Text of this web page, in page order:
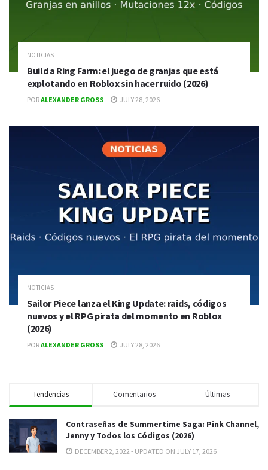
NOTICIAS
Build a Ring Farm: el juego de granjas que está
explotando en Roblox sin hacer ruido (2026)
PORALEXANDER GROSS JULY 28, 2026
NOTICIAS
Sailor Piece lanza el King Update: raids, códigos
nuevos y el RPG pirata del momento en Roblox
(2026)
PORALEXANDER GROSS JULY 28, 2026
Tendencias Comentarios Últimas
Contraseñas de Summertime Saga: Pink Channel,
Jenny y Todos los Códigos (2026)
DECEMBER 2, 2022 - UPDATED ON JULY 17, 2026